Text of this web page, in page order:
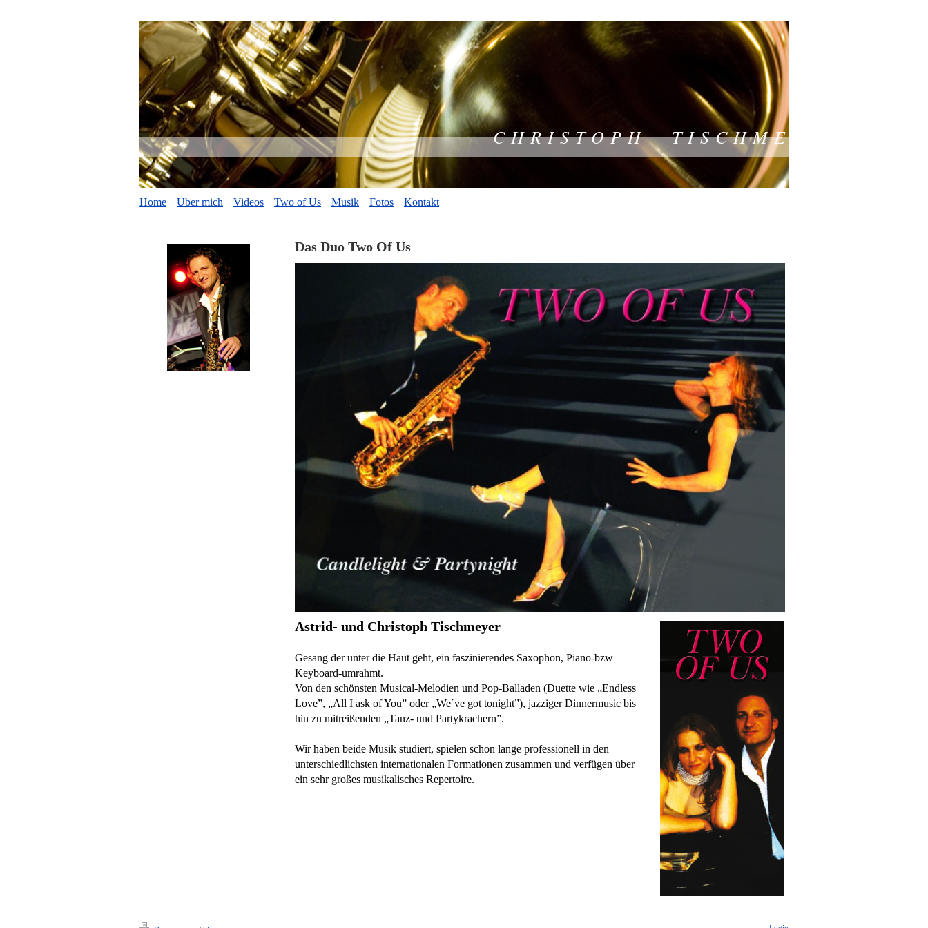
C H R I S T O P H T I S C H M E Y E R
Home Über mich Videos Two of Us Musik Fotos Kontakt
Das Duo Two Of Us
Astrid- und Christoph Tischmeyer
Gesang der unter die Haut geht, ein faszinierendes Saxophon, Piano-bzw
Keyboard-umrahmt.
Von den schönsten Musical-Melodien und Pop-Balladen (Duette wie „Endless
Love”, „All I ask of You” oder „We´ve got tonight”), jazziger Dinnermusic bis
hin zu mitreißenden „Tanz- und Partykrachern”.
Wir haben beide Musik studiert, spielen schon lange professionell in den
unterschiedlichsten internationalen Formationen zusammen und verfügen über
ein sehr großes musikalisches Repertoire.